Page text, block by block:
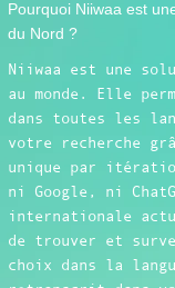
Pourquoi Niiwaa est
du Nord ?
Niiwaa est une
au monde. Elle
dans toutes les
votre recherche
unique par
ni Google, ni
internationale
de trouver et
choix dans la